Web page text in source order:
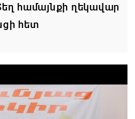
համայնքի ղեկավար
հետ